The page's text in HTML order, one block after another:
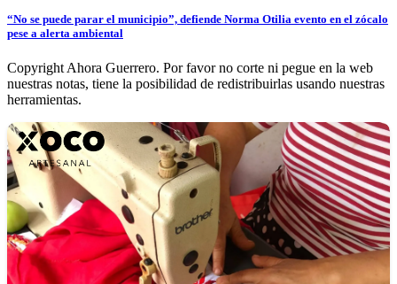
“No se puede parar el municipio”, defiende Norma Otilia evento en el zócalo
pese a alerta ambiental
Copyright Ahora Guerrero. Por favor no corte ni pegue en la web
nuestras notas, tiene la posibilidad de redistribuirlas usando nuestras
herramientas.